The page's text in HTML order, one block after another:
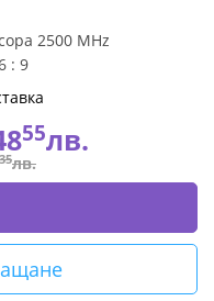
2500 MHz
: 9
55лв.
35лв.